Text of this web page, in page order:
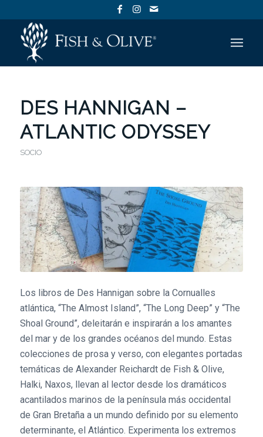
DES HANNIGAN –
ATLANTIC ODYSSEY
SOCIO
Los libros de Des Hannigan sobre la Cornualles
atlántica, “The Almost Island”, “The Long Deep” y “The
Shoal Ground”, deleitarán e inspirarán a los amantes
del mar y de los grandes océanos del mundo. Estas
colecciones de prosa y verso, con elegantes portadas
temáticas de Alexander Reichardt de Fish & Olive,
Halki, Naxos, llevan al lector desde los dramáticos
acantilados marinos de la península más occidental
de Gran Bretaña a un mundo definido por su elemento
determinante, el Atlántico. Experimenta los extremos